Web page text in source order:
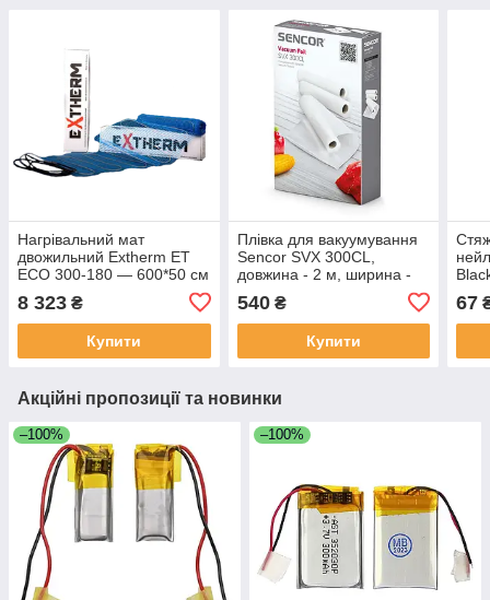
Нагрівальний мат
двожильний Extherm ET
ECO 300-180 — 600*50 см
8 323 ₴
Купити
Плівка для вакуумування
Sencor SVX 300CL,
довжина - 2 м, ширина -
540₴
Купити
67
Акційні пропозиції та новинки
–100% –100%